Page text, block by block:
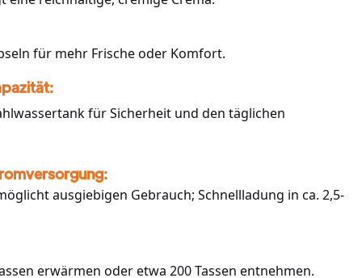
für mehr Frische oder Komfort.
für Sicherheit und den täglichen
ausgiebigen Gebrauch; Schnellladung in ca. 2,5-
erwärmen oder etwa 200 Tassen entnehmen.